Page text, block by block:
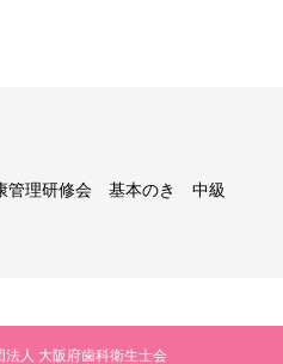
管理研修会 基本のき 中級
法人 大阪府歯科衛生士会